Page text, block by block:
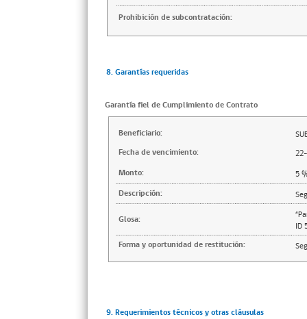
Prohibición de subcontratación:
8. Garantías requeridas
Garantía fiel de Cumplimiento de Contrato
Beneficiario:
Fecha de vencimiento:
Monto:
5
Descripción:
Glosa:
ID
Forma y oportunidad de restitución:
9. Requerimientos técnicos y otras cláusulas